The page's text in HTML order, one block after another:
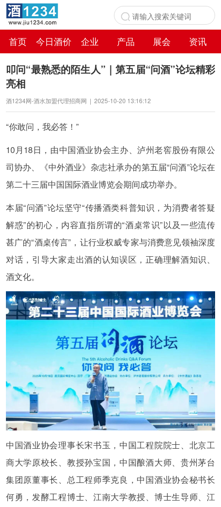
首页 今日酒价 企业 产品 展会
资讯
百科
叩问“最熟悉的陌生人”｜第五届“问酒”论坛精彩
亮相
酒1234网-酒水加盟代理招商网 | 2025-10-20 13:16:12
“你敢问，我必答！”
10月18日，由中国酒业协会主办、泸州老窖股份有限公
司协办、《中外酒业》杂志社承办的第五届“问酒”论坛在
第二十三届中国国际酒业博览会期间成功举办。
本届“问酒”论坛坚守“传播酒类科普知识，为消费者答疑
解惑”的初心，内容直指所谓的“酒桌常识”以及一些流传
甚广的“酒桌传言”，让行业权威专家与消费意见领袖深度
对话，引导大家走出酒的认知误区，正确理解酒知识、
酒文化。
中国酒业协会理事长宋书玉，中国工程院院士、北京工
商大学原校长、教授孙宝国，中国酿酒大师、贵州茅台
集团原董事长、总工程师季克良，中国酒业协会秘书长
何勇，发酵工程博士、江南大学教授、博士生导师、江